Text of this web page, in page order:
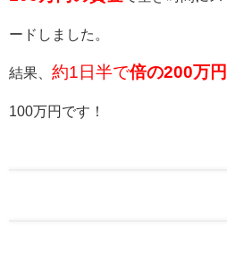
ードしました。
結果、 約1日半で倍の200万円
100万円です！